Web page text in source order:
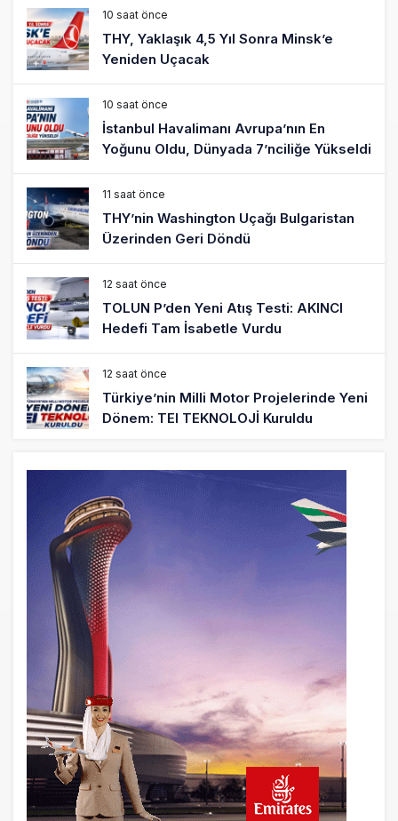
10 saat önce
THY, Yaklaşık 4,5 Yıl Sonra Minsk’e
Yeniden Uçacak
10 saat önce
İstanbul Havalimanı Avrupa’nın En
Yoğunu Oldu, Dünyada 7’nciliğe Yükseldi
11 saat önce
THY’nin Washington Uçağı Bulgaristan
Üzerinden Geri Döndü
12 saat önce
TOLUN P’den Yeni Atış Testi: AKINCI
Hedefi Tam İsabetle Vurdu
12 saat önce
Türkiye’nin Milli Motor Projelerinde Yeni
Dönem: TEI TEKNOLOJİ Kuruldu